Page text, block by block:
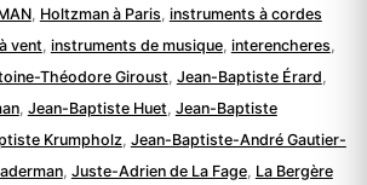
, Holtzman à Paris instruments à cordes
vent instruments de musique, interencheres
Théodore Giroust Jean-Baptiste Érard
, Jean-Baptiste Huet Jean-Baptiste
Krumpholz Jean-Baptiste-André Gautier-
, Juste-Adrien de La Fage, La Bergère